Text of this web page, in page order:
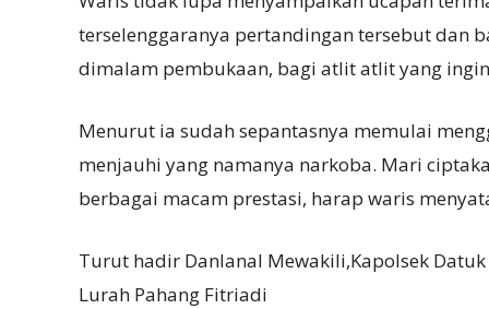
terselenggaranya pertandingan tersebut dan
dimalam pembukaan, bagi atlit atlit yang
Menurut ia sudah sepantasnya memulai
menjauhi yang namanya narkoba. Mari
berbagai macam prestasi, harap waris
Turut hadir Danlanal Mewakili,Kapolsek
Lurah Pahang Fitriadi